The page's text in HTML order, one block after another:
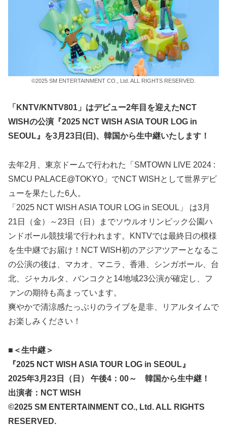
©2025 SM ENTERTAINMENT CO., Ltd. ALL RIGHTS RESERVED.
「KNTV/KNTV801」はデビュー2年目を迎えたNCT
WISHの公演『2025 NCT WISH ASIA TOUR LOG in
SEOUL』を3月23日(日)、韓国から生中継いたします！
去年2月、東京ドームで行われた「SMTOWN LIVE 2024 :
SMCU PALACE@TOKYO」でNCT WISHとして世界デビ
ューを果たした6人。
「2025 NCT WISH ASIA TOUR LOG in SEOUL」 は3月
21日（金）～23日（日）までソウルオリンピック公園ハ
ンドボール競技場で行われます。KNTVでは最終日の模様
を生中継でお届け！NCT WISH初のアジアツアーとなるこ
の公演の後は、マカオ、マニラ、香港、シンガポール、台
北、ジャカルタ、バンコクと14地域23公演が確定し、フ
ァンの期待も高まっています。
爽やかで清涼感たっぷりのライブを是非、リアルタイムで
お楽しみください！
■＜生中継＞
『2025 NCT WISH ASIA TOUR LOG in SEOUL』
2025年3月23日（日） 午後4：00～ 韓国から生中継！
出演者：NCT WISH
©2025 SM ENTERTAINMENT CO., Ltd. ALL RIGHTS
RESERVED.